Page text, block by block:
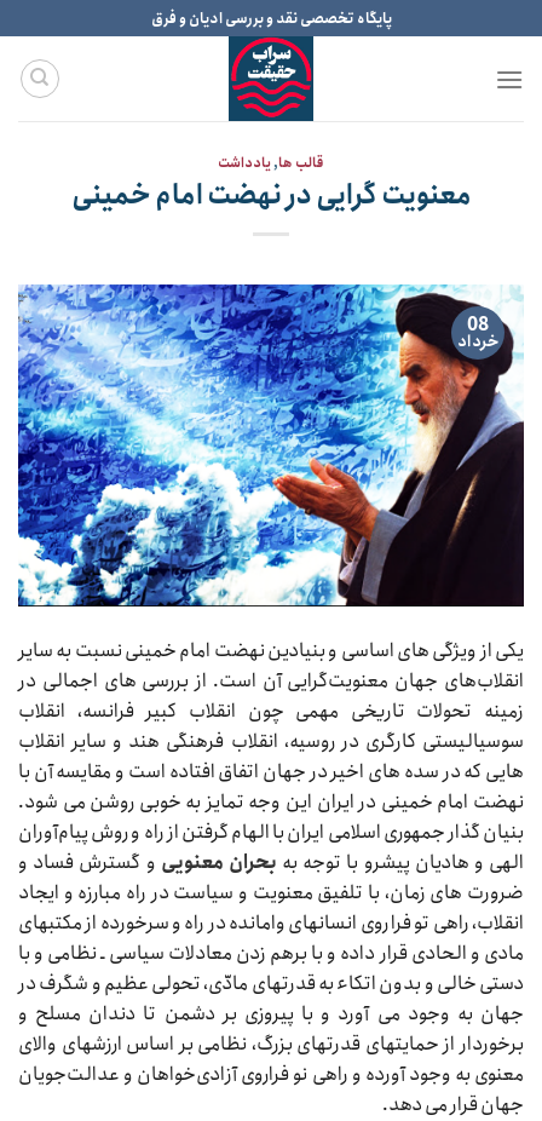
to
content
پایگاه تخصصی نقد و بررسی ادیان و فرق
قالب ها,یادداشت
معنویت گرایی در نهضت امام خمینی
08
خرداد
یکی از ویژگی های اساسی و بنیادین نهضت امام خمینی نسبت به سایر
انقلاب‌های جهان معنویت‌گرایی آن است. از بررسی های اجمالی در
زمینه تحولات تاریخی مهمی چون انقلاب کبیر فرانسه، انقلاب
سوسیالیستی کارگری در روسیه، انقلاب فرهنگی هند و سایر انقلاب
هایی که در سده‌‌‌ های اخیر در جهان اتفاق افتاده است و مقایسه آن با
نهضت امام خمینی در ایران این وجه تمایز به خوبی روشن می‌‌‌ شود.
بنیان‌‌‌ گذار جمهوری اسلامی ایران با الهام گرفتن از راه و روش پیام‌آوران
الهی و هادیان پیشرو با توجه به بحران معنویی و گسترش فساد و
ضرورت‌‌‌ های زمان، با تلفیق معنویت و سیاست در راه مبارزه و ایجاد
انقلاب، راهی تو فرا روی انسانهای وامانده در راه و سرخورده از مکتبهای
مادی و الحادی قرار داده و با برهم زدن معادلات سیاسی ـ نظامی و با
دستی خالی و بدون اتکاء به قدرتهای مادّی، تحولی عظیم و شگرف در
جهان به وجود می‌‌‌ آورد و با پیروزی بر دشمن تا دندان مسلح و
برخوردار از حمایتهای قدرتهای بزرگ، نظامی بر اساس ارزشهای والای
معنوی به وجود آورده و راهی نو فراروی آزادی‌خواهان و عدالت‌جویان
جهان قرار می‌‌‌ دهد.